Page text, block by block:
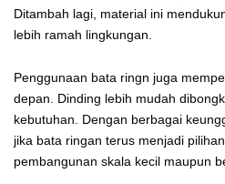
Ditambah lagi, material ini
lebih ramah lingkungan.
Penggunaan bata ringn juga
depan. Dinding lebih mudah
kebutuhan. Dengan berbagai
jika bata ringan terus menjadi
pembangunan skala kecil maupun